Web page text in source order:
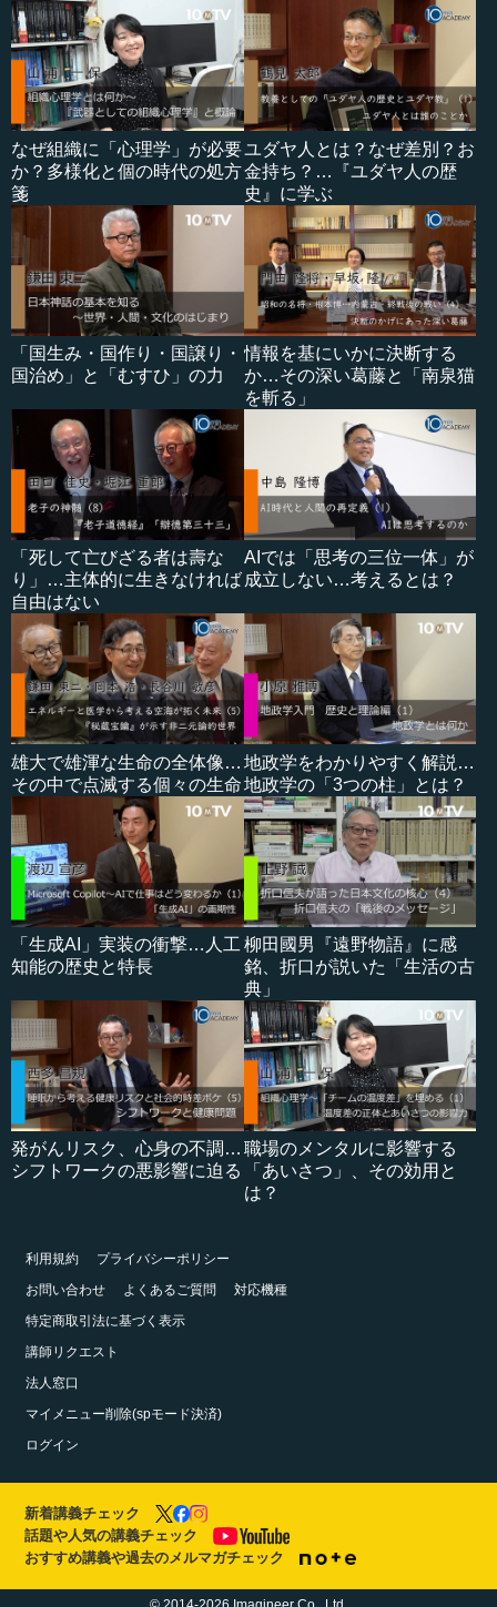
なぜ組織に「心理学」が必要
か？多様化と個の時代の処方
箋
ユダヤ人とは？なぜ差別？お
金持ち？…『ユダヤ人の歴
史』に学ぶ
「国生み・国作り・国譲り・
国治め」と「むすひ」の力
情報を基にいかに決断する
か…その深い葛藤と「南泉猫
を斬る」
「死して亡びざる者は壽な
り」…主体的に生きなければ
自由はない
AIでは「思考の三位一体」が
成立しない…考えるとは？
雄大で雄渾な生命の全体像…
その中で点滅する個々の生命
地政学をわかりやすく解説…
地政学の「3つの柱」とは？
「生成AI」実装の衝撃…人工
知能の歴史と特長
柳田國男『遠野物語』に感
銘、折口が説いた「生活の古
典」
発がんリスク、心身の不調…
シフトワークの悪影響に迫る
職場のメンタルに影響する
「あいさつ」、その効用と
は？
利用規約
プライバシーポリシー
お問い合わせ
よくあるご質問
対応機種
特定商取引法に基づく表示
講師リクエスト
法人窓口
マイメニュー削除(spモード決済)
ログイン
新着講義チェック
話題や人気の講義チェック
おすすめ講義や過去のメルマガチェック